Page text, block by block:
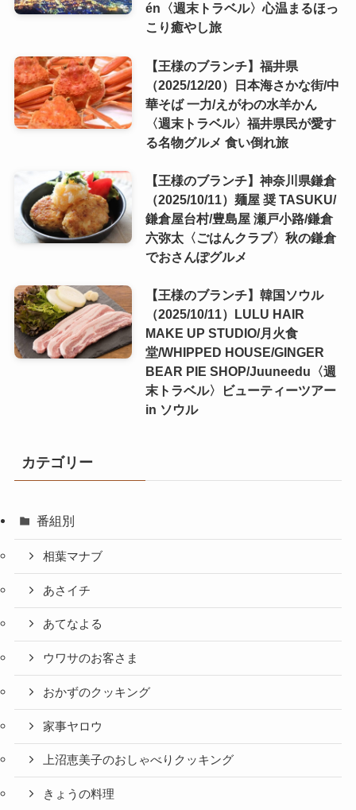
én〈週末トラベル〉心温まるほっ
こり癒やし旅
【王様のブランチ】福井県
（2025/12/20）日本海さかな街/中
華そば 一力/えがわの水羊かん
〈週末トラベル〉福井県民が愛す
る名物グルメ 食い倒れ旅
【王様のブランチ】神奈川県鎌倉
（2025/10/11）麺屋 奨 TASUKU/
鎌倉屋台村/豊島屋 瀬戸小路/鎌倉
六弥太〈ごはんクラブ〉秋の鎌倉
でおさんぽグルメ
【王様のブランチ】韓国ソウル
（2025/10/11）LULU HAIR
MAKE UP STUDIO/月火食
堂/WHIPPED HOUSE/GINGER
BEAR PIE SHOP/Juuneedu〈週
末トラベル〉ビューティーツアー
in ソウル
カテゴリー
番組別
相葉マナブ
あさイチ
あてなよる
ウワサのお客さま
おかずのクッキング
家事ヤロウ
上沼恵美子のおしゃべりクッキング
きょうの料理